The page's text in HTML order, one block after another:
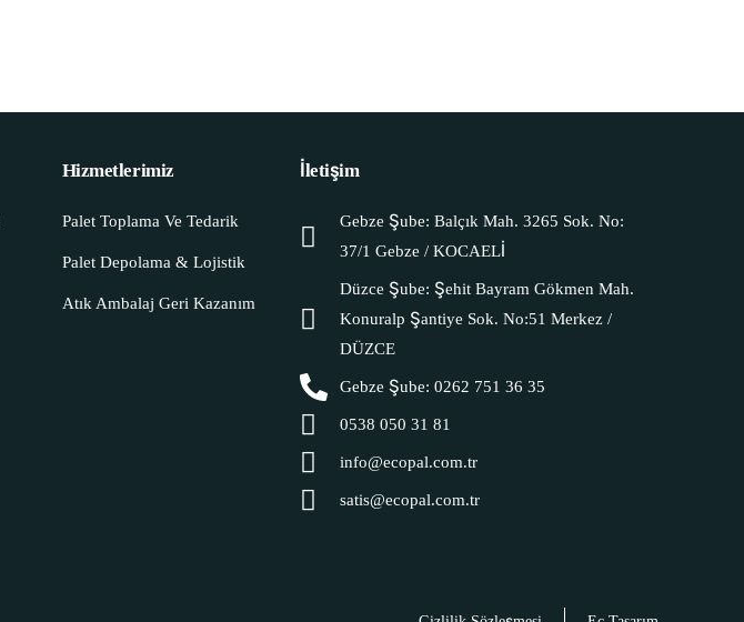
Hizmetlerimiz
Palet Toplama Ve Tedarik
Palet Depolama & Lojistik
Atık Ambalaj Geri Kazanım
İletişim
Gebze Şube: Balçık Mah. 3265 Sok. No:
37/1 Gebze / KOCAELİ
Düzce Şube: Şehit Bayram Gökmen Mah.
Konuralp Şantiye Sok. No:51 Merkez /
DÜZCE
Gebze Şube: 0262 751 36 35
0538 050 31 81
info@ecopal.com.tr
satis@ecopal.com.tr